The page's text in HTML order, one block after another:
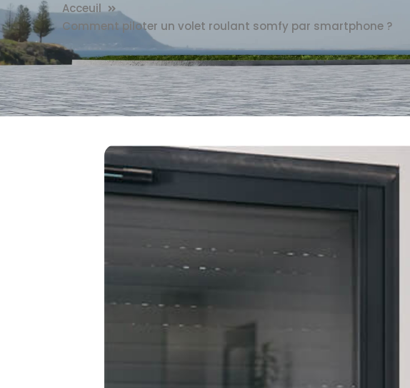
Acceuil
Comment piloter un volet roulant somfy par smartphone ?